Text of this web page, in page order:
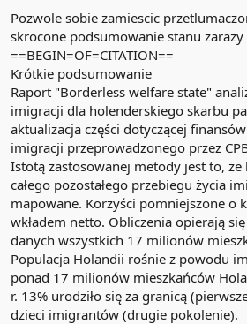
zaraźliwy niż Omikron, ale nie ma
cięższy przebieg choroby.
Warianty koronawirusa “krążące” w
Obecnie mamy kilka wariantów, które
objawami. Zazwyczaj mają łagodny
z powodu ogromnego zmęczenia, które
nich przebiega z katarem, bólem głowy,
także z biegunką i bólem brzucha. Objawy
przeziębienie.
JN.1
Eris
Pirola
Kraken
Fornax
Czy COVID-19 jest nadal groźny?
Pozwole sobie zamiescic
skrocone podsumowanie stanu
==BEGIN=OF=CITATION==
Krótkie podsumowanie
Raport "Borderless welfare state"
imigracji dla holenderskiego skarbu
aktualizacja części dotyczącej
imigracji przeprowadzonego przez
Istotą zastosowanej metody jest to, że
całego pozostałego przebiegu życia
mapowane. Korzyści pomniejszone o
wkładem netto. Obliczenia opierają
danych wszystkich 17 milionów
Populacja Holandii rośnie z powodu
ponad 17 milionów mieszkańców
r. 13% urodziło się za granicą
dzieci imigrantów (drugie pokolenie).